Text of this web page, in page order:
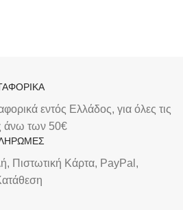
εντός Ελλάδος, για όλες τις
άνω των 50€
Πιστωτική Κάρτα, PayPal,